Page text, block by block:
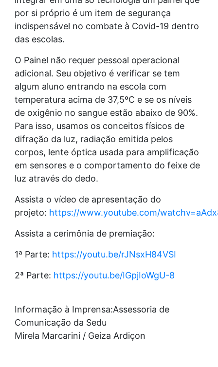
por si próprio é um item de segurança
indispensável no combate à Covid-19 dentro
das escolas.
O Painel não requer pessoal operacional
adicional. Seu objetivo é verificar se tem
algum aluno entrando na escola com
temperatura acima de 37,5ºC e se os níveis
de oxigênio no sangue estão abaixo de 90%.
Para isso, usamos os conceitos físicos de
difração da luz, radiação emitida pelos
corpos, lente óptica usada para amplificação
em sensores e o comportamento do feixe de
luz através do dedo.
Assista o vídeo de apresentação do
projeto: https://www.youtube.com/
Assista a cerimônia de premiação:
1ª Parte: https://youtu.be/rJNsxH84VSI
2ª Parte: https://youtu.be/IGpjIoWgU-8
Informação à Imprensa:Assessoria de
Comunicação da Sedu
Mirela Marcarini / Geiza Ardiçon